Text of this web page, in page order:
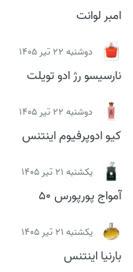
امبر لوانت
دوشنبه 22 تیر 1405
نارسیسو رژ ادو تویلت
دوشنبه 22 تیر 1405
کیو ادوپرفیوم اینتنس
يكشنبه 21 تیر 1405
آمواج پورپورس 50
يكشنبه 21 تیر 1405
بارنیا اینتنس